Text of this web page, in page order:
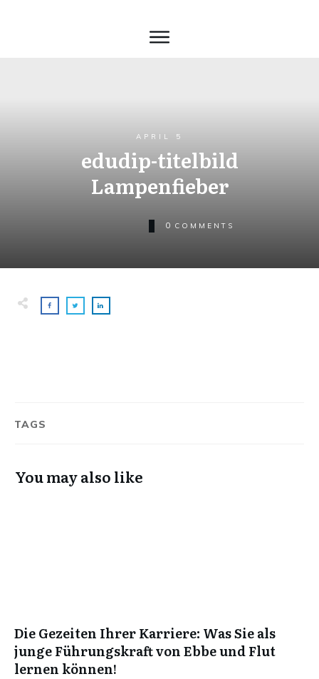
APRIL 5
edudip-titelbild
Lampenfieber
0 COMMENTS
TAGS
You may also like
Die Gezeiten Ihrer Karriere: Was Sie als
junge Führungskraft von Ebbe und Flut
lernen können!